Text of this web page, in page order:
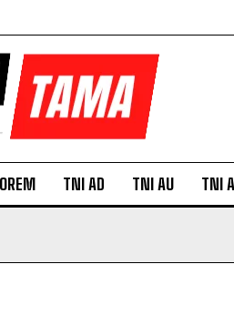
TNI AD TNI AU TNI